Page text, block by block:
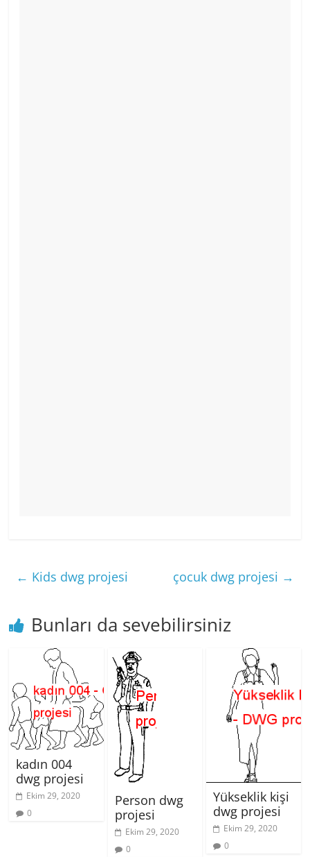
← Kids dwg projesi çocuk dwg projesi →
Bunları da sevebilirsiniz
kadın 004
dwg projesi
Ekim 29, 2020
0
Person dwg
projesi
Ekim 29, 2020
0
Yükseklik kişi
dwg projesi
Ekim 29, 2020
0